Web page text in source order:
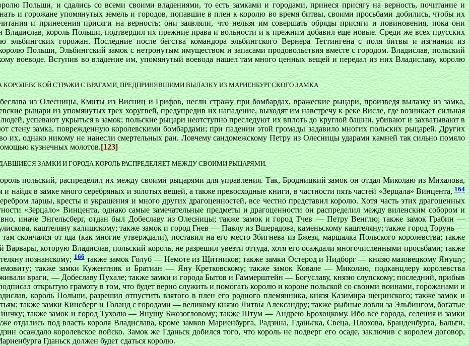
Польши, и сдались со всеми своими владениями, то есть замками и городами, принеся присягу на верность, почитание и
и горожане упомянутых земель и городов, попавшие в плен к королю во время битвы, своими просьбами добились, чтобы их
и принесения присяги на верность; они заявляли, что нельзя им совершать обряды присяги и повиновения, пока они
король Польши, подтвердил их прежние права и вольности и к прежним добавил еще новые. Среди же всех прусских
эльбингских горожан. Последние после бегства командора эльбингского Вернера Теттингена с поля битвы и изгнания из
Польши, Эльбингский замок с нетронутым имуществом и запасами продовольствия вместе с городом. Владислав, польский
воеводе. Вступив во владение им, упомянутый воевода нашел там много ценных вещей и передал из них Владиславу, королю
КОРОЛЕВСКОЙ СТРАЖИ С ВРАГАМИ, ПРЕДПРИНЯВШИМИ ВЫЛАЗКУ ИЗ МАРИЕНБУРГСКОГО ЗАМКА
из Олесницы, Кмиты из Висниц и Грифов, несли стражу при бомбардах, вражеские рыцари, произведя вылазку из замка,
рыцари из упомянутых трех хоругвей, предупредив их нападение, выходят им навстречу к реке Висле, где возникает сильная
успевают укрыться в замок; польские рыцари неотступно преследуют их вплоть до круглой башни, убивают и захватывают в
стену замка, поврежденную королевскими бомбардами; при падении этой громады задавило многих польских рыцарей. Других
их, однако никому не нанесли смертельных ран. Ловчему сандомежскому Петру из Олесницы ударами камней так сильно помяло
кузнечных молотов.[123]
ЗАМКИ И ГОРОДА КОРОЛЬ РАСПРЕДЕЛЯЕТ МЕЖДУ СВОИМИ РЫЦАРЯМИ.
польский, распределил их между своими рыцарями для управления. Так, Бродницкий замок он отдал Миколаю из Михалова,
найдя в замке много серебряных и золотых вещей, а также превосходные книги, в частности пять частей «Зерцала» Винцента,164
ларцы, кресты и украшения и много других драгоценностей, все честно представил королю. Хотя часть этих драгоценных
«Зерцало» Винцента, однако самые замечательные предметы и драгоценности он распределил между виленским собором и
иначе Энгельсберг, отдан был Добеславу из Олесницы; также замок и город Тчев — Петру Венглю; также замок Грабин —
каштеляну калишскому; также замок и город Гнев — Павлу из Вшерадова, каменьскому каштеляну; также город Торунь —
скончался от яда (как многие утверждали), поставил на его место Збигнева из Бжезя, маршалка Польского королевства; также
Варвары, которую Владислав, польский король, не разрешил увезти оттуда, хотя его осаждали многочисленными просьбами; также
познанскому;166также замок Голуб — Немоте из Щитников; также замки Остерод и Нидборг — князю мазовецкому Янушу;
также замки Кужентник и Братиан — Яну Кретковскому; также замок Ковале — Миколаю, подканцлеру королевства
враги, — Добеславу Пухале; также замки и города Бытов и Гаммерштейн — Богуславу, князю слупскому; последний, прибыв
открытую грамоту в том, что будет верно служить и помогать королю и короне польской со своими воинами, горожанами и
король Польши, разрешил отпустить взятого в плен его родного племянника, князя Казимира щецинского; также замок и
также замки Кинсберг и Голанд с городами — великому князю Литвы Александру; также рыбные ловли за Эльбингом, богатые
также замок и город Тухолю — Янушу Бжозогловому; также Штум — Андрею Брохоцкому. Ибо все города, селения и замки
под власть короля Владислава, кроме замков Мариенбурга, Радзина, Гданьска, Свеца, Плохова, Бранденбурга, Бальги,
осаждало королевское войско. Замок же Гданьск добился того, что король не подверг его осаде, заключив с королем договор,
Гданьск должен будет сдаться королю.